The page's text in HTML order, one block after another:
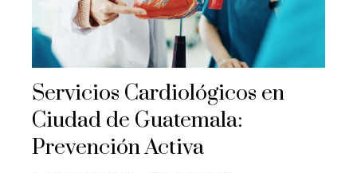
Servicios Cardiológicos en
Ciudad de Guatemala:
Prevención Activa